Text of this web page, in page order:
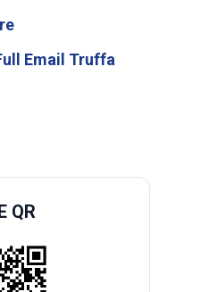
Email Truffa
QR